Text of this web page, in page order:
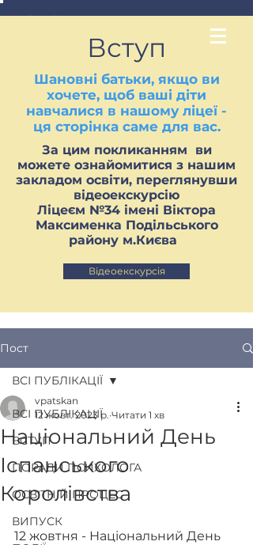
Вступ
Шановні батьки, якщо ви
хочете, щоб ваші діти
навчалися в нашому ліцеї -
ця сторінка саме для вас.
За цим покликанням ви
можете ознайомитися з нашим
закладом освіти, переглянувши
відеоекскурсію
Ліцеєм №34 імені Віктора
Максименка Подільського
району м.Києва
Відеоекскурсія
Пост
ВСІ ПУБЛІКАЦІЇ
ВСТУП
ПОРАДИ ПСИХОЛОГА
ОСВІТНІЙ ПРОЦЕС
ВИПУСК
ВСІ ПУБЛІКАЦІЇ
Національний День
Іспанського
Королівства
vpatskan
12 жовт. 2023 р. Читати 1 хв
12 жовтня - Національний День